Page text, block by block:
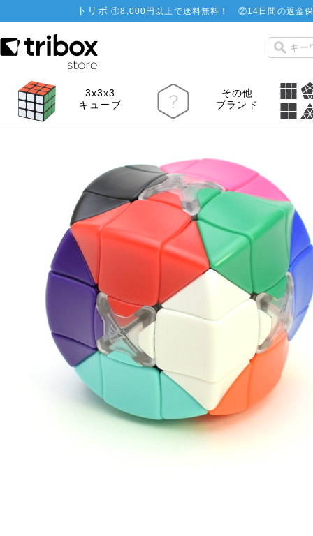
トリボ ①8,000円以上で送料無料！ ②14日間の返金
3x3x3
キューブ
その他
ブランド